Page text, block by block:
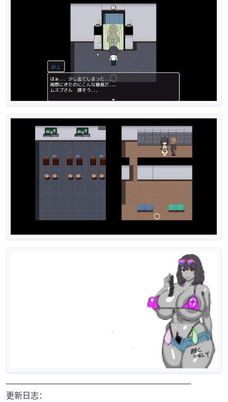
─────────────────────────────────
更新日志：